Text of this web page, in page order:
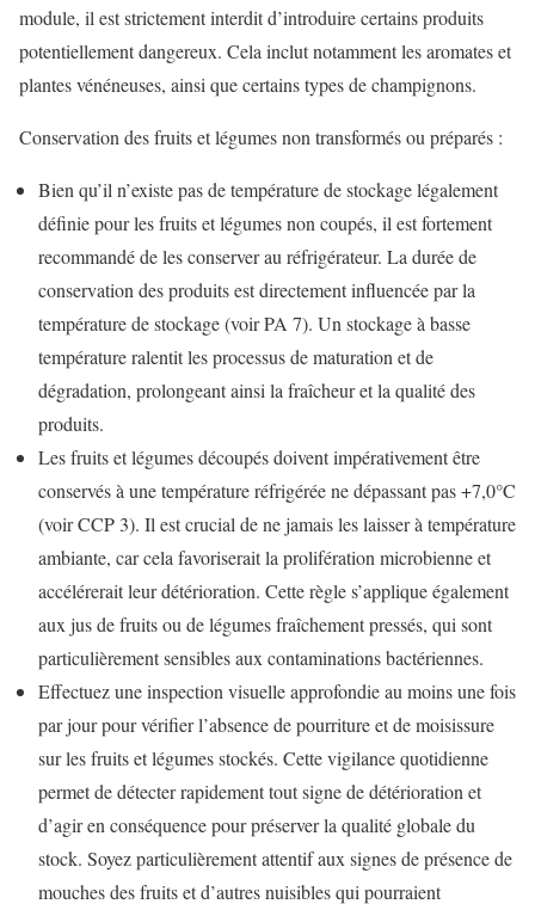
module, il est strictement interdit d’introduire certains produits
potentiellement dangereux. Cela inclut notamment les aromates et
plantes vénéneuses, ainsi que certains types de champignons.
Conservation des fruits et légumes non transformés ou préparés :
Bien qu’il n’existe pas de température de stockage légalement
définie pour les fruits et légumes non coupés, il est fortement
recommandé de les conserver au réfrigérateur. La durée de
conservation des produits est directement influencée par la
température de stockage (voir PA 7). Un stockage à basse
température ralentit les processus de maturation et de
dégradation, prolongeant ainsi la fraîcheur et la qualité des
produits.
Les fruits et légumes découpés doivent impérativement être
conservés à une température réfrigérée ne dépassant pas +7,0°C
(voir CCP 3). Il est crucial de ne jamais les laisser à température
ambiante, car cela favoriserait la prolifération microbienne et
accélérerait leur détérioration. Cette règle s’applique également
aux jus de fruits ou de légumes fraîchement pressés, qui sont
particulièrement sensibles aux contaminations bactériennes.
Effectuez une inspection visuelle approfondie au moins une fois
par jour pour vérifier l’absence de pourriture et de moisissure
sur les fruits et légumes stockés. Cette vigilance quotidienne
permet de détecter rapidement tout signe de détérioration et
d’agir en conséquence pour préserver la qualité globale du
stock. Soyez particulièrement attentif aux signes de présence de
mouches des fruits et d’autres nuisibles qui pourraient